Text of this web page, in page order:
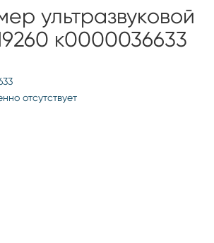
ультразвуковой
к0000036633
отсутствует